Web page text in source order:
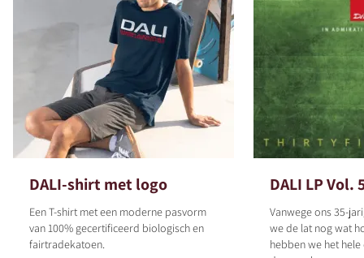
REGISTER TO
DOWNLOAD
Fill out the form to receive instant access to all
the locked download files across the website.
DALI-shirt met logo
Een T-shirt met een moderne pasvorm
van 100% gecertificeerd biologisch en
fairtradekatoen.
DALI LP Vol.
Vanwege ons 35-
we de lat nog wat
hebben we het